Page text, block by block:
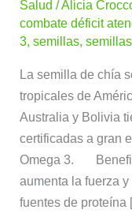
Salud /Alicia
combate déficit
3,semillas,
La semilla de chía
tropicales de
Australia y Bolivia
certificadas a gran
Omega 3.
aumenta la fuerza
fuentes de